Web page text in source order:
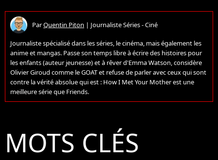
ParQuentin Piton | Journaliste Séries - Ciné
Journaliste spécialisé dans les séries, le cinéma, mais également les
anime et mangas. Passe son temps libre à écrire des histoires pour
les enfants (auteur jeunesse) et à rêver d'Emma Watson, considère
Olivier Giroud comme le GOAT et refuse de parler avec ceux qui sont
contre la vérité absolue qui est : How I Met Your Mother est une
meilleure série que Friends.
MOTS CLÉS